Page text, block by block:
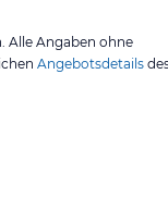
Alle Angaben ohne
Angebotsdetails